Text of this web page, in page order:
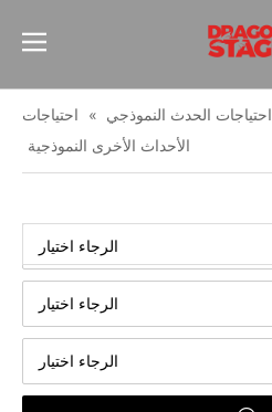
احتياجات الحدث النموذجي » احتياجات
الأحداث الأخرى النموذجية
الرجاء اختيار
الرجاء اختيار
الرجاء اختيار